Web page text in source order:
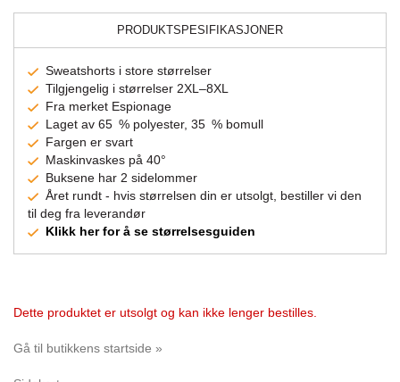
PRODUKTSPESIFIKASJONER
Sweatshorts i store størrelser
Tilgjengelig i størrelser 2XL–8XL
Fra merket Espionage
Laget av 65 % polyester, 35 % bomull
Fargen er svart
Maskinvaskes på 40°
Buksene har 2 sidelommer
Året rundt - hvis størrelsen din er utsolgt, bestiller vi den
til deg fra leverandør
Klikk her for å se størrelsesguiden
Dette produktet er utsolgt og kan ikke lenger bestilles.
Gå til butikkens startside »